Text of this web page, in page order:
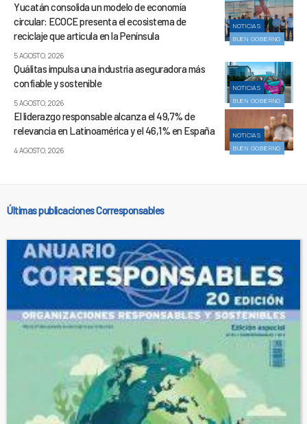
NOTICIAS
BUEN GOBIERNO
Yucatán consolida un modelo de economía
circular: ECOCE presenta el ecosistema de
reciclaje que articula en la Península
5 AGOSTO, 2026
NOTICIAS
BUEN GOBIERNO
Quálitas impulsa una industria aseguradora más
confiable y sostenible
5 AGOSTO, 2026
NOTICIAS
BUEN GOBIERNO
El liderazgo responsable alcanza el 49,7% de
relevancia en Latinoamérica y el 46,1% en España
4 AGOSTO, 2026
Últimas publicaciones Corresponsables